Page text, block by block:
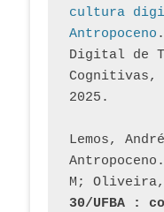
cultura
Antropoceno
Digital de
Cognitivas,
2025.
Lemos,
M;
30/UFBA :